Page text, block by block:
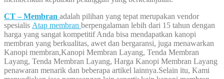
CT – Membran adalah pilihan yang tepat merupakan vendor
spesialis Atap membran berpengalaman lebih dari 15 tahun dengan
harga yang sangat kompetitif Anda bisa mendapatkan kanopi
membran yang berkualitas, awet dan bergaransi, juga menawarkan
Kanopi membran,Kanopi Membran Layang, Tenda Membran
Layang, Tenda Membran Layang, Harga Kanopi Membran Layang
penawaran menarik dan beberapa artikel lainnya.Selain itu, Kami